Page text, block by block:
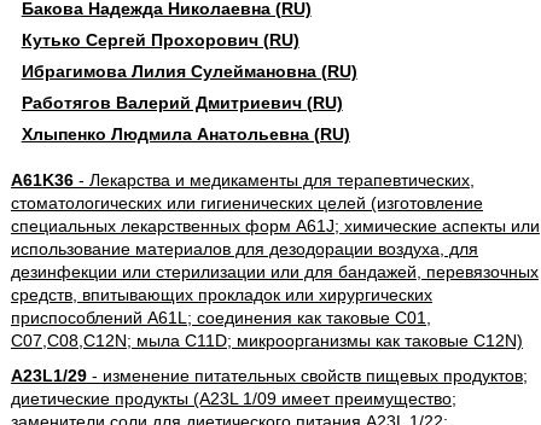
Бакова Надежда Николаевна (RU)
Кутько Сергей Прохорович (RU)
Ибрагимова Лилия Сулеймановна (RU)
Работягов Валерий Дмитриевич (RU)
Хлыпенко Людмила Анатольевна (RU)
A61K36- Лекарства и медикаменты для терапевтических,
стоматологических или гигиенических целей (изготовление
специальных лекарственных форм A61J; химические аспекты или
использование материалов для дезодорации воздуха, для
дезинфекции или стерилизации или для бандажей, перевязочных
средств, впитывающих прокладок или хирургических
приспособлений A61L; соединения как таковые C01,
C07,C08,C12N; мыла C11D; микроорганизмы как таковые C12N)
A23L1/29- изменение питательных свойств пищевых продуктов;
диетические продукты (A23L 1/09 имеет преимущество;